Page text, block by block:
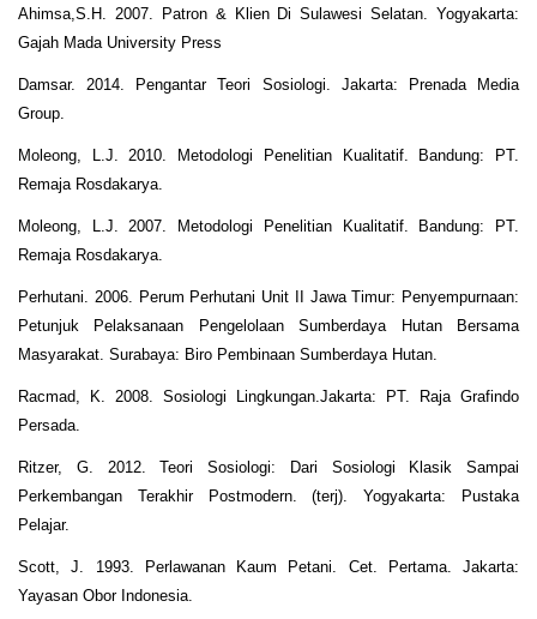
Ahimsa,S.H. 2007. Patron & Klien Di Sulawesi Selatan. Yogyakarta:
Gajah Mada University Press
Damsar. 2014. Pengantar Teori Sosiologi. Jakarta: Prenada Media
Group.
Moleong, L.J. 2010. Metodologi Penelitian Kualitatif. Bandung: PT.
Remaja Rosdakarya.
Moleong, L.J. 2007. Metodologi Penelitian Kualitatif. Bandung: PT.
Remaja Rosdakarya.
Perhutani. 2006. Perum Perhutani Unit II Jawa Timur: Penyempurnaan:
Petunjuk Pelaksanaan Pengelolaan Sumberdaya Hutan Bersama
Masyarakat. Surabaya: Biro Pembinaan Sumberdaya Hutan.
Racmad, K. 2008. Sosiologi Lingkungan.Jakarta: PT. Raja Grafindo
Persada.
Ritzer, G. 2012. Teori Sosiologi: Dari Sosiologi Klasik Sampai
Perkembangan Terakhir Postmodern. (terj). Yogyakarta: Pustaka
Pelajar.
Scott, J. 1993. Perlawanan Kaum Petani. Cet. Pertama. Jakarta:
Yayasan Obor Indonesia.